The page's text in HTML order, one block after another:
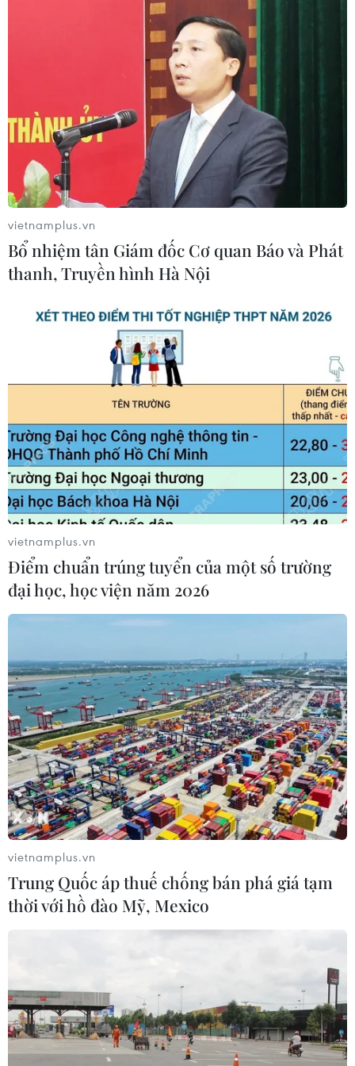
# Thành phố Hồ Chí Minh
#Ngày sinh Chủ tịch Hồ Chí Minh
#Công viên Lam Sơn
#Nhà Văn hóa Thanh niên
#Triển lãm ảnh
Tp. Hồ Chí Minh
Theo dõi VietnamPlus
TIN CÙNG CHUYÊN MỤC
Thành phố Hồ Chí Minh bắn pháo
hoa tại 7 điểm chào mừng 81 năm
Quốc khánh
FAHASA 50 năm: Hành trình
văn hóa đọc Việt Nam thời chuyển
đổi số
10/08/2026 10:14
Từ sản phẩm OCOP đến “đại sứ” kể
câu chuyện bản sắc mỗi vùng miền
Bổ nhiệm tân Giám đốc Cơ quan Báo
và Phát thanh, Truyền hình Hà Nội
10/08/2026 06:18
Sân chơi nhan sắc quốc tế Miss
World 2026 mang đậm dấu ấn văn
hóa Việt
10/08/2026 05:18
“Nghe” buôn làng Tây Nguyên kể
chuyện bản sắc văn hóa giữa lòng Hà
“Người Nhện” lập kỳ tích, “The
Odyssey” cán mốc 1 tỷ USD doanh
vietnamplus.vn
Bổ nhiệm tân Giám đốc Cơ quan Báo và Phát
thanh, Truyền hình Hà Nội
vietnamplus.vn
Điểm chuẩn trúng tuyển của một số trường
đại học, học viện năm 2026
vietnamplus.vn
Trung Quốc áp thuế chống bán phá giá tạm
thời với hồ đào Mỹ, Mexico